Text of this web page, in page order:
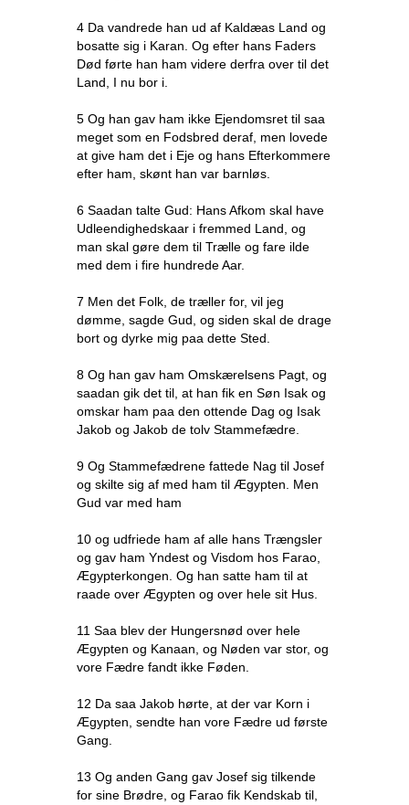
4 Da vandrede han ud af Kaldæas Land og
bosatte sig i Karan. Og efter hans Faders
Død førte han ham videre derfra over til det
Land, I nu bor i.
5 Og han gav ham ikke Ejendomsret til saa
meget som en Fodsbred deraf, men lovede
at give ham det i Eje og hans Efterkommere
efter ham, skønt han var barnløs.
6 Saadan talte Gud: Hans Afkom skal have
Udleendighedskaar i fremmed Land, og
man skal gøre dem til Trælle og fare ilde
med dem i fire hundrede Aar.
7 Men det Folk, de træller for, vil jeg
dømme, sagde Gud, og siden skal de drage
bort og dyrke mig paa dette Sted.
8 Og han gav ham Omskærelsens Pagt, og
saadan gik det til, at han fik en Søn Isak og
omskar ham paa den ottende Dag og Isak
Jakob og Jakob de tolv Stammefædre.
9 Og Stammefædrene fattede Nag til Josef
og skilte sig af med ham til Ægypten. Men
Gud var med ham
10 og udfriede ham af alle hans Trængsler
og gav ham Yndest og Visdom hos Farao,
Ægypterkongen. Og han satte ham til at
raade over Ægypten og over hele sit Hus.
11 Saa blev der Hungersnød over hele
Ægypten og Kanaan, og Nøden var stor, og
vore Fædre fandt ikke Føden.
12 Da saa Jakob hørte, at der var Korn i
Ægypten, sendte han vore Fædre ud første
Gang.
13 Og anden Gang gav Josef sig tilkende
for sine Brødre, og Farao fik Kendskab til,